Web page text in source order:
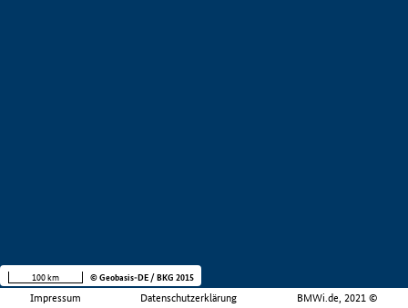
Impressum Datenschutzerklärung BMWi.de, 2021 ©
100 km © Geobasis-DE / BKG 2015